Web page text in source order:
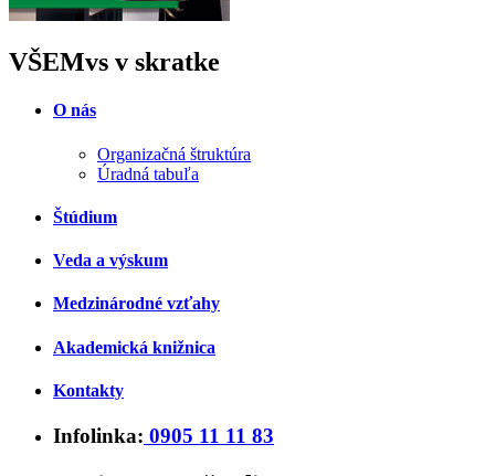
VŠEMvs v skratke
O nás
Organizačná štruktúra
Úradná tabuľa
Štúdium
Veda a výskum
Medzinárodné vzťahy
Akademická knižnica
Kontakty
Infolinka: 0905 11 11 83